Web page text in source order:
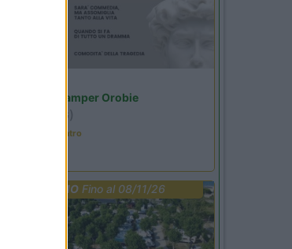
Area Sosta Camper Orobie
(BG)
Incontri con il teatro
PROMO Fino al 08/11/26